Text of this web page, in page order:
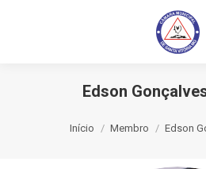
Edson
Início Membro Edson